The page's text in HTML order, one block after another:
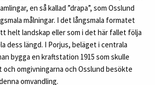
en så kallad ”drapa”, som Osslund
målningar. I det långsmala formatet
helt landskap eller som i det här fallet följa
dess längd. I Porjus, beläget i centrala
bygga en kraftstation 1915 som skulle
och omgivningarna och Osslund besökte
omvandling.